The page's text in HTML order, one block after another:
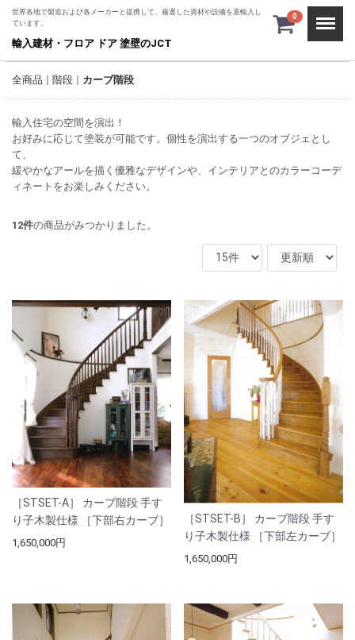
世界各地で製造および各メーカーと提携して、厳選した資材や設備を直輸入し
ています。
輸入建材・フロア ドア 塗壁のJCT
0
全商品 階段 カーブ階段
輸入住宅の空間を演出！
お好みに応じて塗装が可能です。個性を演出する一つのオブジェとし
て、
緩やかなアールを描く優雅なデザインや、インテリアとのカラーコーデ
ィネートをお楽しみください。
12件の商品がみつかりました。
［STSET-A］ カーブ階段 手す
り子木製仕様 ［下部右カーブ］
1,650,000円
［STSET-B］ カーブ階段 手す
り子木製仕様 ［下部左カーブ］
1,650,000円